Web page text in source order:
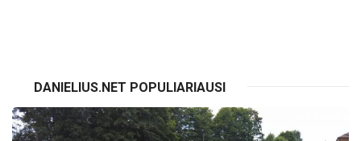
DANIELIUS.NET POPULIARIAUSI